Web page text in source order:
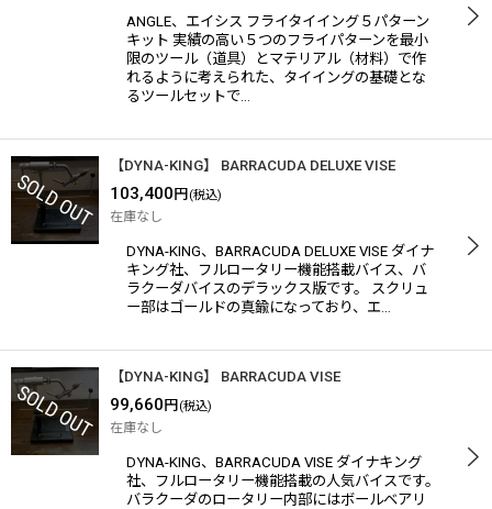
ANGLE、エイシス フライタイイング５パターン
キット 実績の高い５つのフライパターンを最小
限のツール（道具）とマテリアル（材料）で作
れるように考えられた、タイイングの基礎とな
るツールセットで…
【DYNA-KING】 BARRACUDA DELUXE VISE
103,400 円 (税込)
在庫なし
DYNA-KING、BARRACUDA DELUXE VISE ダイナ
キング社、フルロータリー機能搭載バイス、バ
ラクーダバイスのデラックス版です。 スクリュ
ー部はゴールドの真鍮になっており、エ…
【DYNA-KING】 BARRACUDA VISE
99,660 円 (税込)
在庫なし
DYNA-KING、BARRACUDA VISE ダイナキング
社、フルロータリー機能搭載の人気バイスです。
バラクーダのロータリー内部にはボールベアリ